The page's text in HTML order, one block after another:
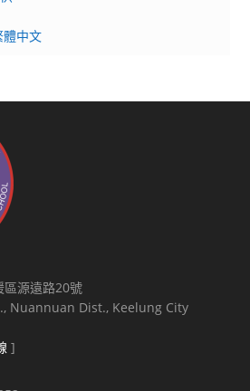
中文
區源遠路20號
Nuannuan Dist., Keelung City
]